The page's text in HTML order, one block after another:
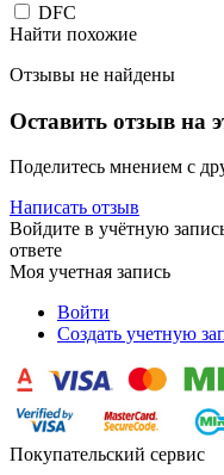
DFC
Найти похожие
Отзывы не найдены
Оставить отзыв на
Поделитесь мнением с
Написать отзыв
Войдите в учётную
ответе
Моя учетная запись
Войти
Создать учетную
Покупательский сервис